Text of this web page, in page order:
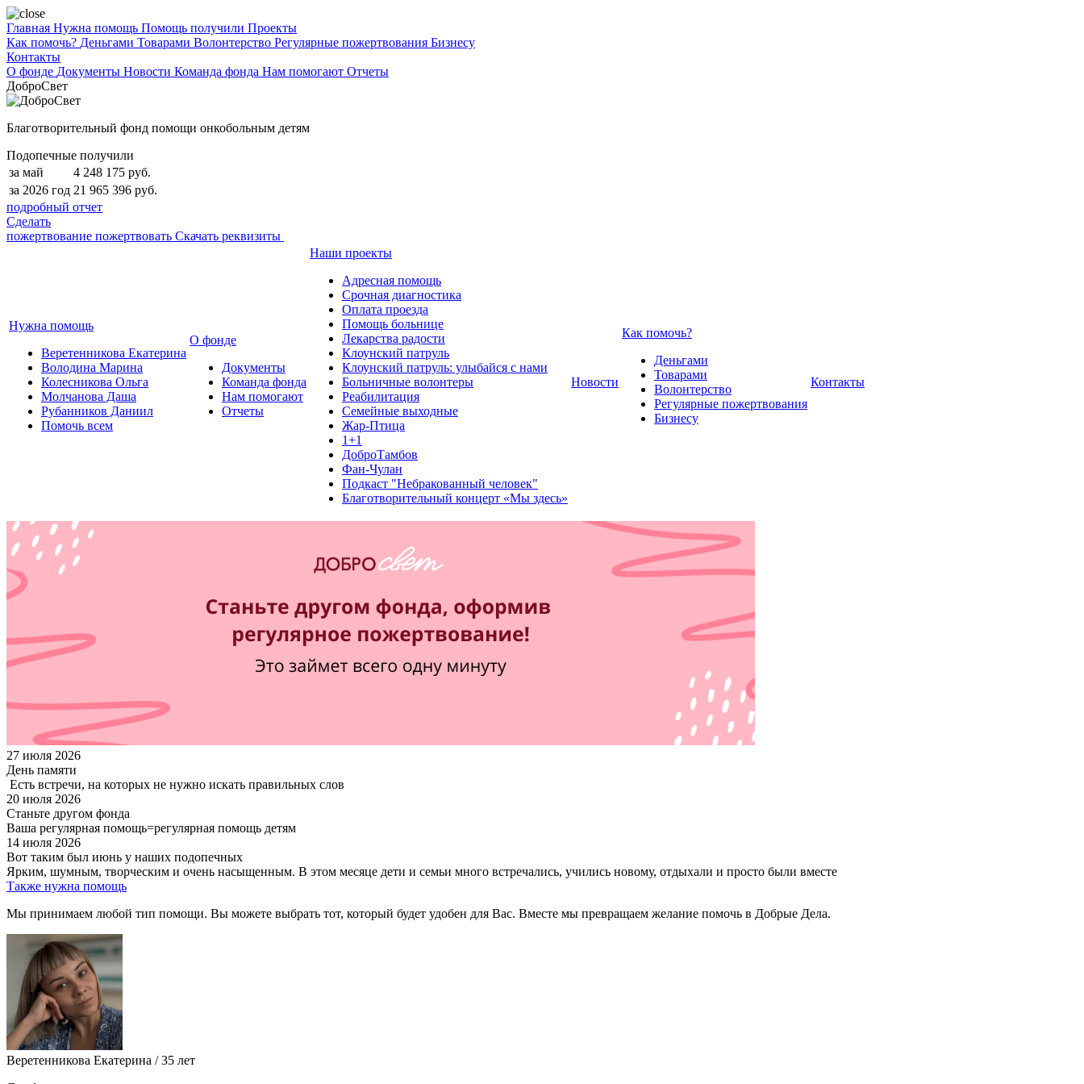
Главная Нужна помощь Помощь получили Проекты
Как помочь? Деньгами Товарами Волонтерство Регулярные пожертвования Бизнесу
Контакты
О фонде Документы Новости Команда фонда Нам помогают Отчеты
ДоброСвет
Благотворительный фонд помощи онкобольным детям
Подопечные получили
за май
4 248 175 руб.
за 2026 год 21 965 396 руб.
подробный отчет
Сделать
пожертвование пожертвовать Скачать реквизиты
Нужна помощь
Веретенникова Екатерина
Володина Марина
Колесникова Ольга
Молчанова Даша
Рубанников Даниил
Помочь всем
О фонде
Документы
Команда фонда
Нам помогают
Отчеты
Наши проекты
Адресная помощь
Срочная диагностика
Оплата проезда
Помощь больнице
Лекарства радости
Клоунский патруль
Клоунский патруль: улыбайся с нами
Больничные волонтеры
Реабилитация
Семейные выходные
Жар-Птица
1+1
ДоброТамбов
Фан-Чулан
Подкаст "Небракованный человек"
Благотворительный концерт «Мы здесь»
Новости
Как помочь?
Деньгами
Товарами
Волонтерство
Регулярные пожертвования
Бизнесу
Контакты
27 июля 2026
День памяти
Есть встречи, на которых не нужно искать правильных слов
20 июля 2026
Станьте другом фонда
Ваша регулярная помощь=регулярная помощь детям
14 июля 2026
Вот таким был июнь у наших подопечных
Ярким, шумным, творческим и очень насыщенным. В этом месяце дети и семьи много встречались, учились новому, отдыхали и просто были вместе
Также нужна помощь
Мы принимаем любой тип помощи. Вы можете выбрать тот, который будет удобен для Вас. Вместе мы превращаем желание помочь в Добрые Дела.
Веретенникова Екатерина / 35 лет